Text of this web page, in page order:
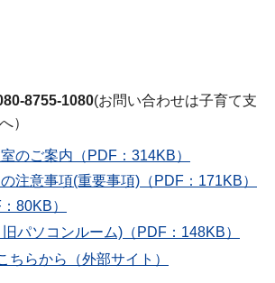
8755-1080(お問い合わせは子育て支
）
のご案内（PDF：314KB）
注意事項(重要事項)（PDF：171KB）
80KB）
パソコンルーム)（PDF：148KB）
ちらから（外部サイト）